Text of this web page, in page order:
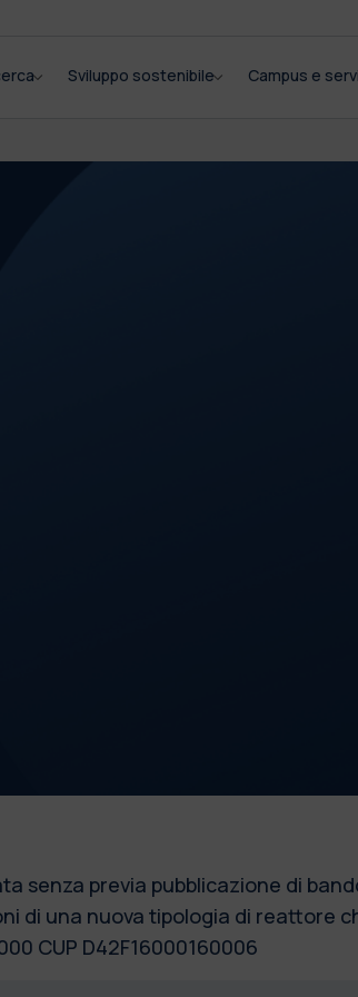
Sviluppo sostenibile Campus e
senza previa pubblicazione di
di una nuova tipologia di reattore
CUP D42F16000160006